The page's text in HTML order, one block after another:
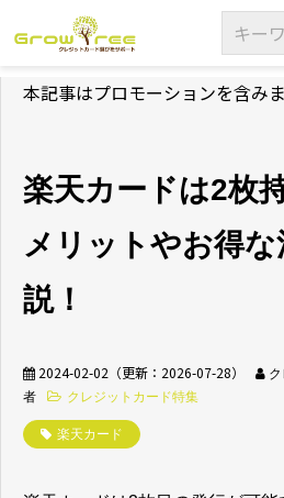
TOP
カードレビュー
本記事はプロモーションを含み
楽天カードは2枚
メリットやお得
説！
2024-02-02 （更新： 2026-07-28）
者
クレジットカード特集
楽天カード